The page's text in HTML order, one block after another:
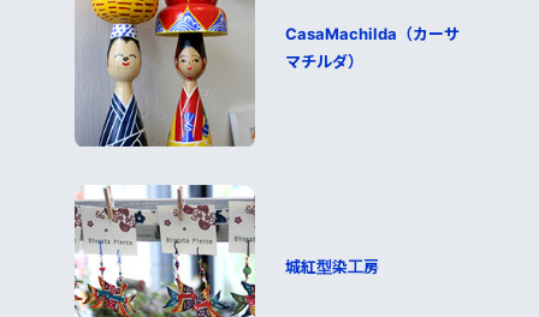
CasaMachilda（カーサ
マチルダ）
城紅型染工房